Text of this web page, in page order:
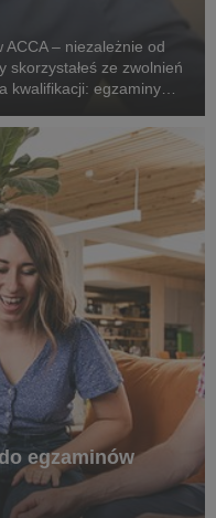
– niezależnie od
skorzystałeś ze zwolnień
kwalifikacji: egzaminy
egzaminów